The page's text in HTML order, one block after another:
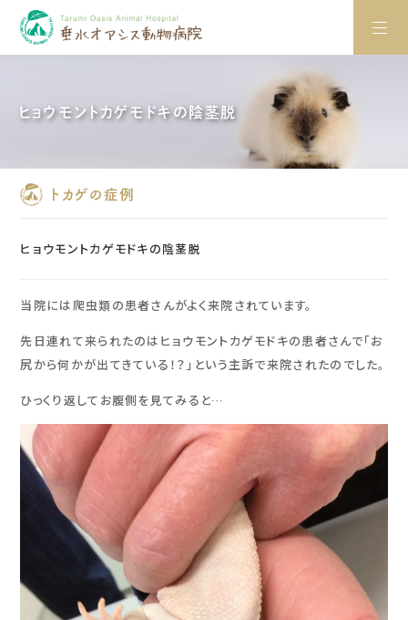
ヒョウモントカゲモドキの陰茎脱
トカゲの症例
ヒョウモントカゲモドキの陰茎脱
当院には爬虫類の患者さんがよく来院されています。
先日連れて来られたのはヒョウモントカゲモドキの患者さんで「お
尻から何かが出てきている！？」という主訴で来院されたのでした。
ひっくり返してお腹側を見てみると…